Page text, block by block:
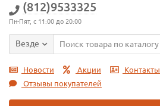
(812)9533325
Пн-Пят, с 11:00 до 20:00
Везде
Новости Акции
Контакты
Отзывы покупателей